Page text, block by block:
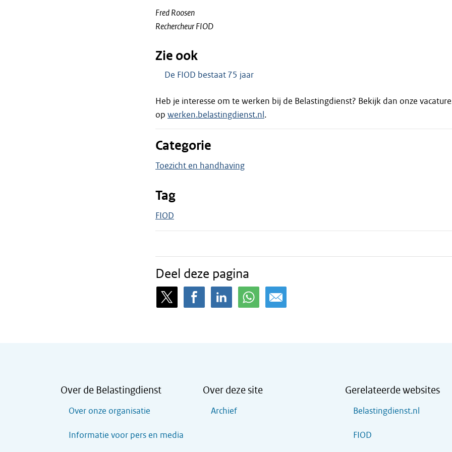
Fred Roosen
Rechercheur FIOD
Zie ook
De FIOD bestaat 75 jaar
Heb je interesse om te werken bij de Belastingdienst? Bekijk dan onze
op werken.belastingdienst.nl .
Categorie
Toezicht en handhaving
Tag
FIOD
Deel deze pagina
Over de Belastingdienst
Over onze organisatie
Informatie voor pers en media
Over deze site
Archief
Gerelateerde websites
Belastingdienst.nl
FIOD